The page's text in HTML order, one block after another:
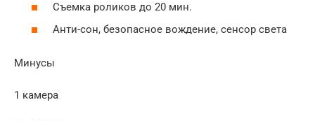
Съемка роликов до 20 мин.
Анти-сон, безопасное вождение, сенсор света
Минусы
1 камера